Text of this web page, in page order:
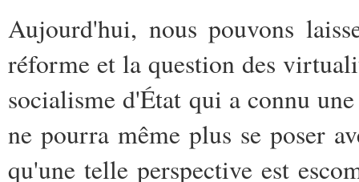
Aujourd'hui, nous pouvons
réforme et la question des
socialisme d'État qui a connu
ne pourra même plus se poser
qu'une telle perspective est